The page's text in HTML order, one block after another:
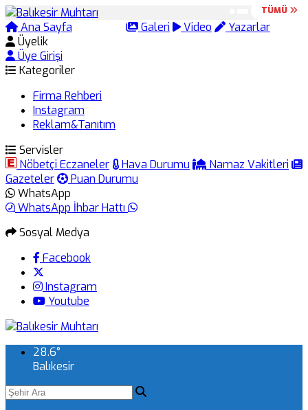
Ana Sayfa Galeri Video
Yazarlar
Üyelik
Üye Girişi
Kategoriler
Firma Rehberi
Instagram
Reklam&Tanıtım
Servisler
Nöbetçi Eczaneler
Hava Durumu
Namaz Vakitleri
Gazeteler
Puan Durumu
WhatsApp
WhatsApp İhbar Hattı
Sosyal Medya
Facebook
Instagram
Youtube
28.6°
Balıkesir
TÜMÜ
TÜMÜ